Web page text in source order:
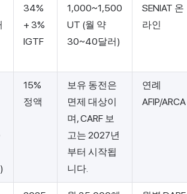
34%
+ 3%
IGTF
1,000~1,500
UT (월 약
30~40달러)
SENIAT 온
라인
15%
정액
보유 동전은
면제 대상이
며, CARF 보
고는 2027년
부터 시작됩
니다.
연례
AFIP/ARCA